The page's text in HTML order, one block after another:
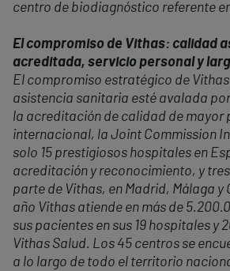
centro de biodiagnóstico referente
El compromiso de Vithas: calidad
acreditada, servicio personal y
El compromiso estratégico de
asistencia sanitaria esté avalada
la acreditación de calidad de mayor
internacional, la Joint Commission
solo 15 prestigiosos hospitales en
acreditación y reconocimiento, y
parte de Vithas, en Madrid, Málaga y
año Vithas atiende en más de
sus pacientes en sus 19 hospitales y
Vithas Salud. Los 45 centros se
a lo largo de todo el territorio